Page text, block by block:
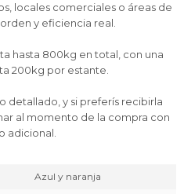
locales comerciales o áreas de
y eficiencia real.
hasta 800kg en total, con una
200kg por estante.
detallado, y si preferís recibirla
al momento de la compra con
adicional.
Azul y naranja